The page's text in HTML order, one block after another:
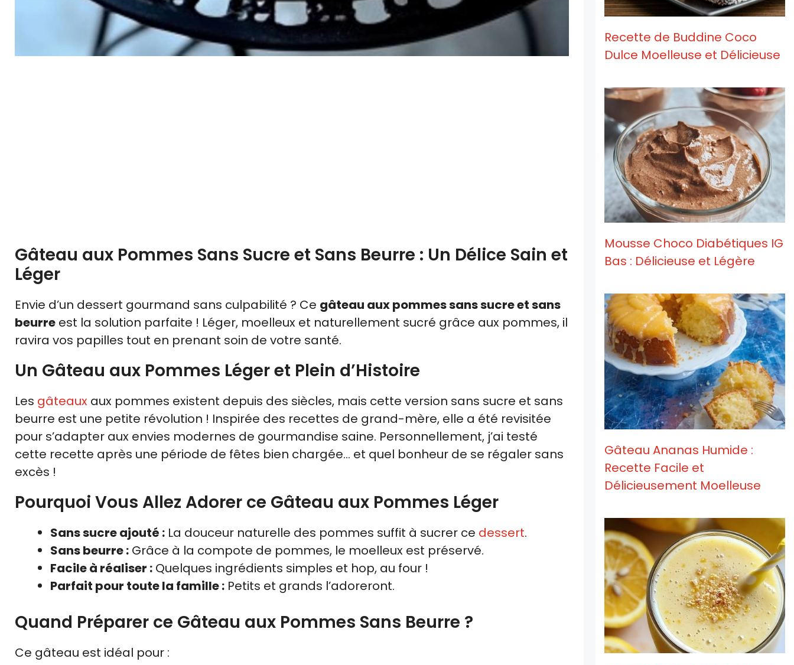
Gâteau aux Pommes Sans Sucre et Sans Beurre : Un Délice Sain et
Léger
Envie d’un dessert gourmand sans culpabilité ? Ce gâteau aux pommes sans sucre et sans
beurre est la solution parfaite ! Léger, moelleux et naturellement sucré grâce aux pommes, il
ravira vos papilles tout en prenant soin de votre santé.
Un Gâteau aux Pommes Léger et Plein d’Histoire
Les gâteaux aux pommes existent depuis des siècles, mais cette version sans sucre et sans
beurre est une petite révolution ! Inspirée des recettes de grand-mère, elle a été revisitée
pour s’adapter aux envies modernes de gourmandise saine. Personnellement, j’ai testé
cette recette après une période de fêtes bien chargée… et quel bonheur de se régaler sans
excès !
Pourquoi Vous Allez Adorer ce Gâteau aux Pommes Léger
Sans sucre ajouté : La douceur naturelle des pommes suffit à sucrer ce dessert.
Sans beurre : Grâce à la compote de pommes, le moelleux est préservé.
Facile à réaliser : Quelques ingrédients simples et hop, au four !
Parfait pour toute la famille : Petits et grands l’adoreront.
Quand Préparer ce Gâteau aux Pommes Sans Beurre ?
Ce gâteau est idéal pour :
Recette de Buddine Coco
Dulce Moelleuse et Délicieuse
Mousse Choco Diabétiques IG
Bas : Délicieuse et Légère
Gâteau Ananas Humide :
Recette Facile et
Délicieusement Moelleuse